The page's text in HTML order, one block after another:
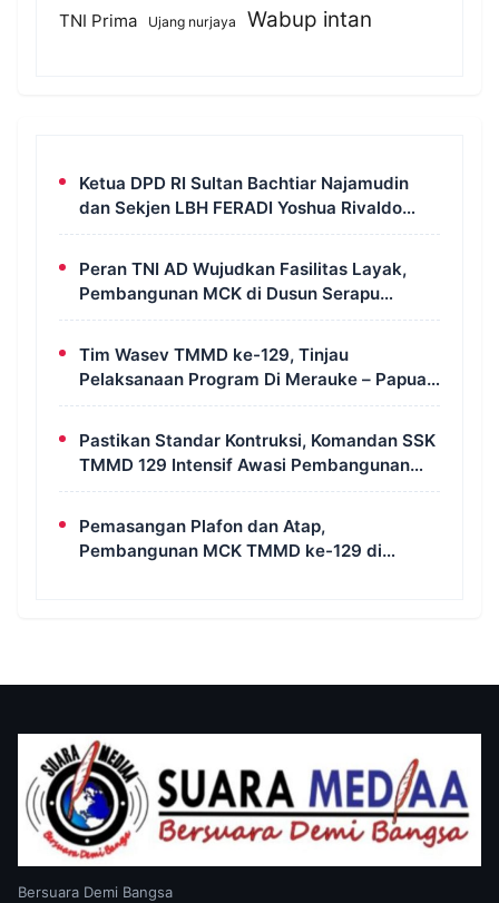
TNI Prima
Ujang nurjaya Wabup intan
Ketua DPD RI Sultan Bachtiar Najamudin
dan Sekjen LBH FERADI Yoshua Rivaldo
Bahas Geopolitik dan Supremasi Hukum
Peran TNI AD Wujudkan Fasilitas Layak,
Pembangunan MCK di Dusun Serapu
Rampung Dikerjakan
Tim Wasev TMMD ke-129, Tinjau
Pelaksanaan Program Di Merauke – Papua
Selatan
Pastikan Standar Kontruksi, Komandan SSK
TMMD 129 Intensif Awasi Pembangunan
MCK di Wanam
Pemasangan Plafon dan Atap,
Pembangunan MCK TMMD ke-129 di
Bersuara Demi Bangsa